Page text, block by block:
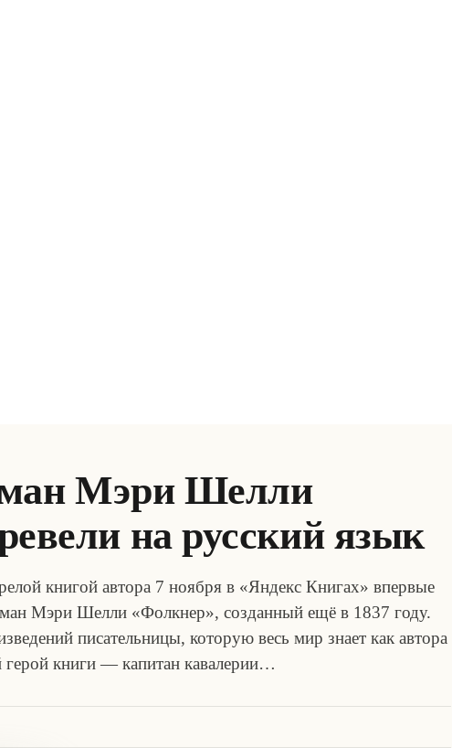
Мэри Шелли
на русский язык
книгой автора 7 ноября в «Яндекс Книгах» впервые
Мэри Шелли «Фолкнер», созданный ещё в 1837 году.
писательницы, которую весь мир знает как автора
книги — капитан кавалерии…